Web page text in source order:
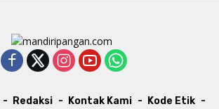
Redaksi Kontak Kami Kode Etik